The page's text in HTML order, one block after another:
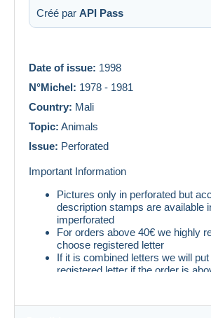
Créé par API Pass
Date of issue: 1998
N°Michel: 1978 - 1981
Country: Mali
Topic: Animals
Issue: Perforated
Important Information
Pictures only in perforated but
description stamps are available
imperforated
For orders above 40€ we highly
choose registered letter
If it is combined letters we will
registered letter if the order is